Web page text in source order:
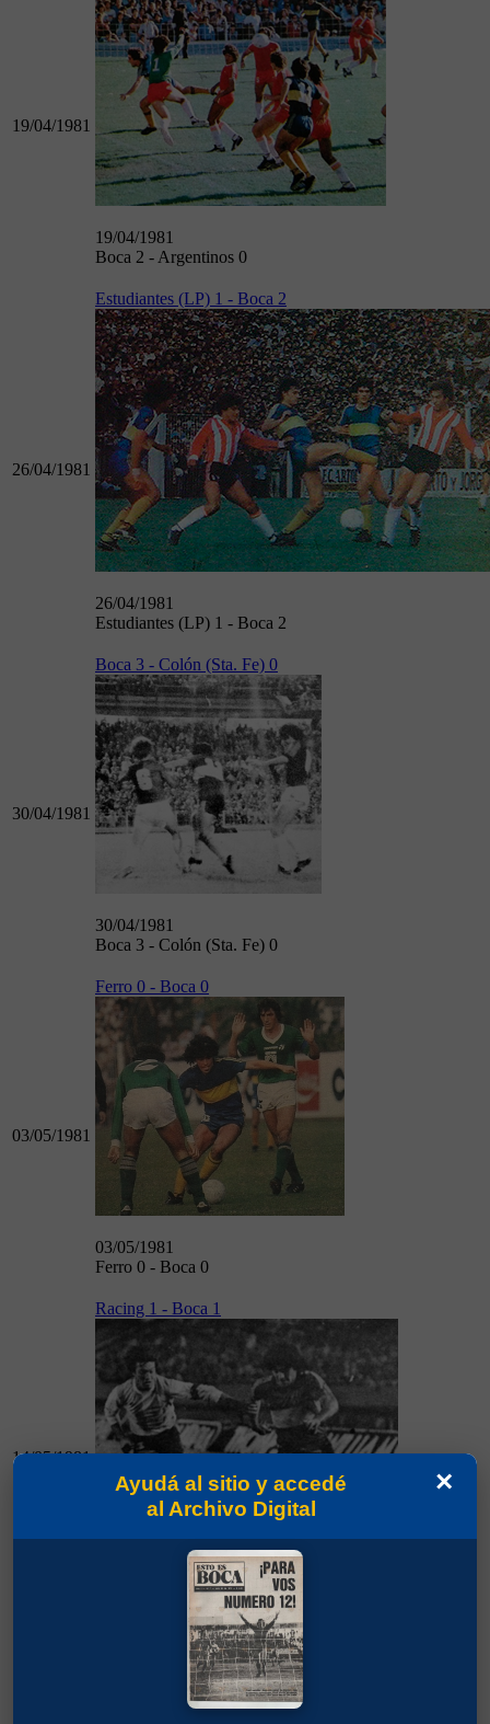
19/04/1981
19/04/1981
Boca 2 - Argentinos 0
26/04/1981
Estudiantes (LP) 1 - Boca 2
26/04/1981
Estudiantes (LP) 1 - Boca 2
30/04/1981
Boca 3 - Colón (Sta. Fe) 0
30/04/1981
Boca 3 - Colón (Sta. Fe) 0
03/05/1981
Ferro 0 - Boca 0
03/05/1981
Ferro 0 - Boca 0
14/05/1981
Racing 1 - Boca 1
Racing 1 - Boca 1
Talleres (Cba) 1 - Boca 0
×
Ayudá al sitio y accedé
al Archivo Digital